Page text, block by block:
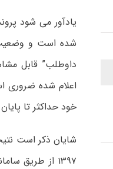
یادآور می شود
شده است و وضعیت
داوطلب” قابل
اعلام شده ضروری
خود حداکثر تا
شایان ذکر است
۱۳۹۷ از طریق